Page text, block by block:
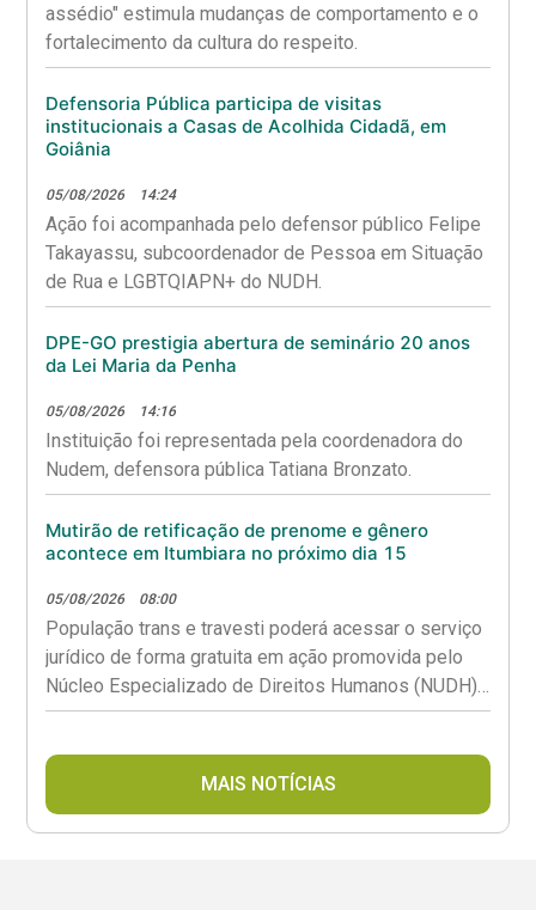
assédio" estimula mudanças de comportamento e o
fortalecimento da cultura do respeito.
Defensoria Pública participa de visitas
institucionais a Casas de Acolhida Cidadã, em
Goiânia
05/08/2026 14:24
Ação foi acompanhada pelo defensor público Felipe
Takayassu, subcoordenador de Pessoa em Situação
de Rua e LGBTQIAPN+ do NUDH.
DPE-GO prestigia abertura de seminário 20 anos
da Lei Maria da Penha
05/08/2026 14:16
Instituição foi representada pela coordenadora do
Nudem, defensora pública Tatiana Bronzato.
Mutirão de retificação de prenome e gênero
acontece em Itumbiara no próximo dia 15
05/08/2026 08:00
População trans e travesti poderá acessar o serviço
jurídico de forma gratuita em ação promovida pelo
Núcleo Especializado de Direitos Humanos (NUDH),
em parceria com o Ambulatório Transviver TX e a
MAIS NOTÍCIAS